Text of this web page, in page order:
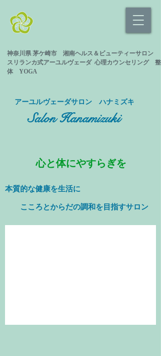
神奈川県 茅ケ崎市 湘南ヘルス＆ビューティーサロン
スリランカ式アーユルヴェーダ 心理カウンセリング 整
体 YOGA
​アーユルヴェーダサロン ハナミズキ
Salon Hanamizuki
心と体にやすらぎを
本質的な健康を生活に
​ こころとからだの調和を目指すサロン